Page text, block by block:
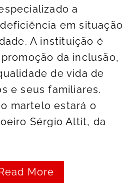
a
em situação
A instituição é
da inclusão,
de vida de
e seus familiares.
martelo estará o
Sérgio Altit, da
More